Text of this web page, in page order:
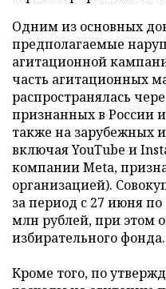
Одним из основных
предполагаемые
агитационной
часть агитационных
распространялась
признанных в России
также на зарубежных
включая YouTube и
компании Meta,
организацией).
за период с 27 июня по
млн рублей, при этом
избирательного фонда.
Кроме того, по